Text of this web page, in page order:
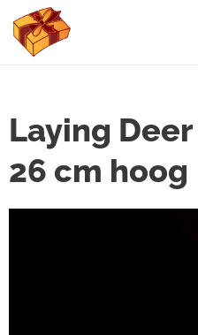
Laying
26 cm hoog